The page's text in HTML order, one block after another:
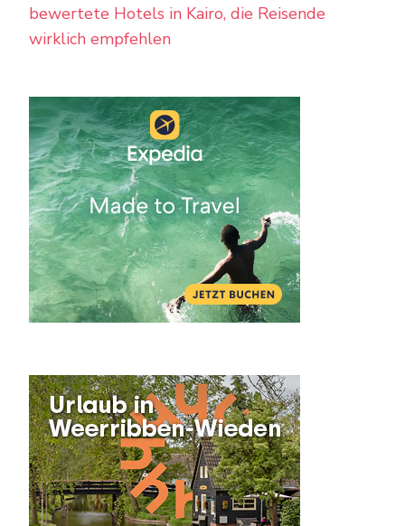
bewertete Hotels in Kairo, die Reisende
wirklich empfehlen